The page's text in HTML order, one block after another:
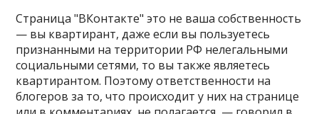
Страница "ВКонтакте" это не ваша собственность
— вы квартирант, даже если вы пользуетесь
признанными на территории РФ нелегальными
социальными сетями, то вы также являетесь
квартирантом. Поэтому ответственности на
блогеров за то, что происходит у них на странице